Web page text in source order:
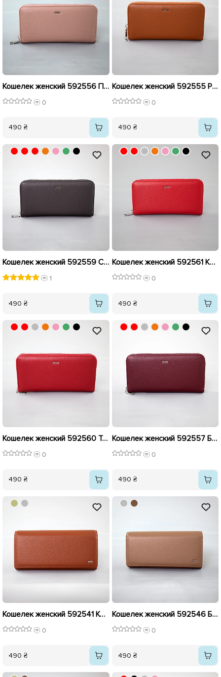
Кошелек женский 592556 Пудровый
0
490 ₴
Кошелек женский 592555 Рыжий
0
490 ₴
Кошелек женский 592559 Серый
1
490 ₴
Кошелек женский 592561 Красный
0
490 ₴
Кошелек женский 592560 Темно-красный
0
490 ₴
Кошелек женский 592557 Бордовый
0
490 ₴
Кошелек женский 592541 Коричневый
0
490 ₴
Кошелек женский 592546 Бежевый
0
490 ₴